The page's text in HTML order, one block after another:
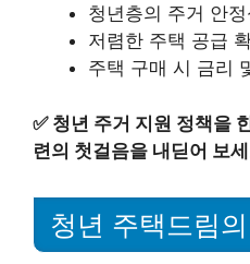
청년층의 주거 안
저렴한 주택 공급
주택 구매 시 금리
✅ 청년 주거 지원 정책을
련의 첫걸음을 내딛어 보
청년 주택드림